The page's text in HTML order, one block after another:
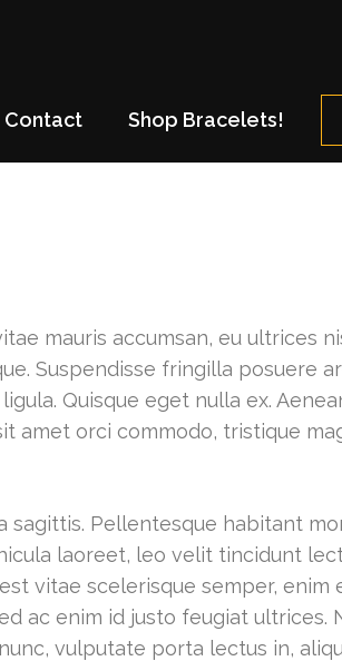
Contact Shop Bracelets!
mauris accumsan, eu ultrices
Suspendisse fringilla posuere
Quisque eget nulla ex.
amet orci commodo, tristique
sagittis. Pellentesque habitant
laoreet, leo velit tincidunt
vitae scelerisque semper, enim
ac enim id justo feugiat ultrices.
vulputate porta lectus in,